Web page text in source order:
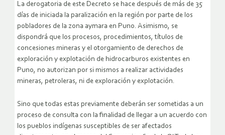
La derogatoria de este Decreto se hace después de más de 35
días de iniciada la paralización en la región por parte de los
pobladores de la zona aymara en Puno. Asimismo, se
dispondrá que los procesos, procedimientos, títulos de
concesiones mineras y el otorgamiento de derechos de
exploración y explotación de hidrocarburos existentes en
Puno, no autorizan por si mismos a realizar actividades
mineras, petroleras, ni de exploración y explotación.
Sino que todas estas previamente deberán ser sometidas a un
proceso de consulta con la finalidad de llegar a un acuerdo con
los pueblos indígenas susceptibles de ser afectados